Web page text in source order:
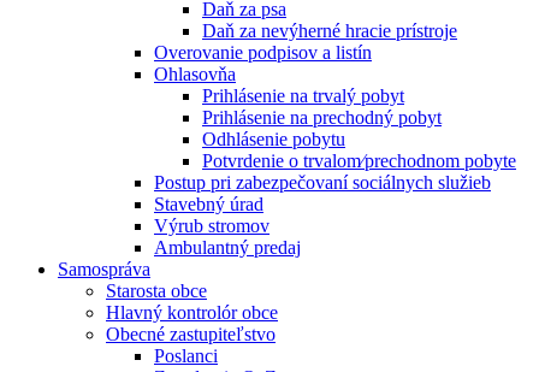
Daň za psa
Daň za nevýherné hracie prístroje
Overovanie podpisov a listín
Ohlasovňa
Prihlásenie na trvalý pobyt
Prihlásenie na prechodný pobyt
Odhlásenie pobytu
Potvrdenie o trvalom⁄prechodnom pobyte
Postup pri zabezpečovaní sociálnych služieb
Stavebný úrad
Výrub stromov
Ambulantný predaj
Samospráva
Starosta obce
Hlavný kontrolór obce
Obecné zastupiteľstvo
Poslanci